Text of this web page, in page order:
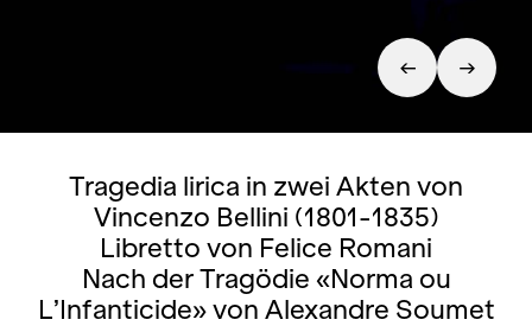
Tragedia lirica in zwei Akten von
Vincenzo Bellini (1801-1835)
Libretto von Felice Romani
Nach der Tragödie «Norma ou
L’Infanticide» von Alexandre Soumet